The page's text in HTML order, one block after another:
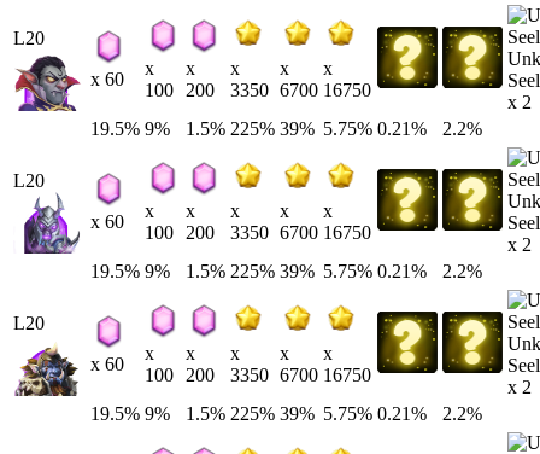
L20
x 60
x
100
x
200
x
3350
x
6700
x
16750
x 2
19.5% 9% 1.5% 225% 39% 5.75% 0.21% 2.2%
L20
x 60
x
100
x
200
x
3350
x
6700
x
16750
x 2
19.5% 9% 1.5% 225% 39% 5.75% 0.21% 2.2%
L20
x 60
x
100
x
200
x
3350
x
6700
x
16750
x 2
19.5% 9% 1.5% 225% 39% 5.75% 0.21% 2.2%